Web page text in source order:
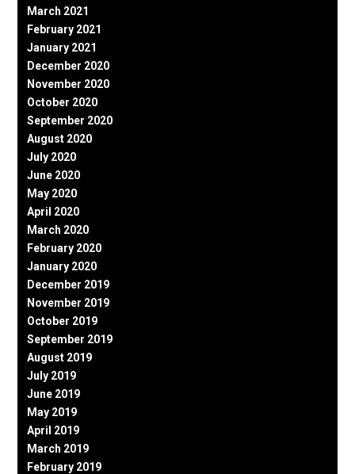
March 2021
February 2021
January 2021
December 2020
November 2020
October 2020
September 2020
August 2020
July 2020
June 2020
May 2020
April 2020
March 2020
February 2020
January 2020
December 2019
November 2019
October 2019
September 2019
August 2019
July 2019
June 2019
May 2019
April 2019
March 2019
February 2019